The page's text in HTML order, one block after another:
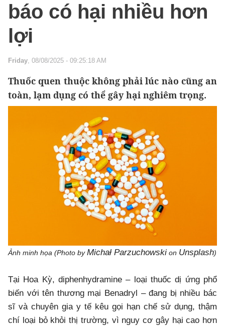
báo có hại nhiều hơn
lợi
Friday, 08/08/2025 - 09:25:18 AM
Thuốc quen thuộc không phải lúc nào cũng an
toàn, lạm dụng có thể gây hại nghiêm trọng.
Ảnh minh họa (Photo byMichał Parzuchowski on Unsplash)
Tại Hoa Kỳ, diphenhydramine – loại thuốc dị ứng phổ
biến với tên thương mại Benadryl – đang bị nhiều bác
sĩ và chuyên gia y tế kêu gọi hạn chế sử dụng, thậm
chí loại bỏ khỏi thị trường, vì nguy cơ gây hại cao hơn